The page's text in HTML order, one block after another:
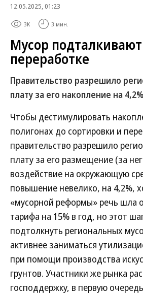
12.05.2025, 01:23
3K 3 мин.
Мусор
переработке
Правительство разрешило
плату за его накопление на 4,2%
Чтобы дестимулировать
полигонах до сортировки и
правительство разрешило
плату за его размещение (за
воздействие на окружающую
повышение невелико, на 4,2%,
«мусорной реформы» речь шла
тарифа на 15% в год, но этот
подтолкнуть региональных
активнее заниматься
при помощи производства
грунтов. Участники же рынка
господдержку, в первую